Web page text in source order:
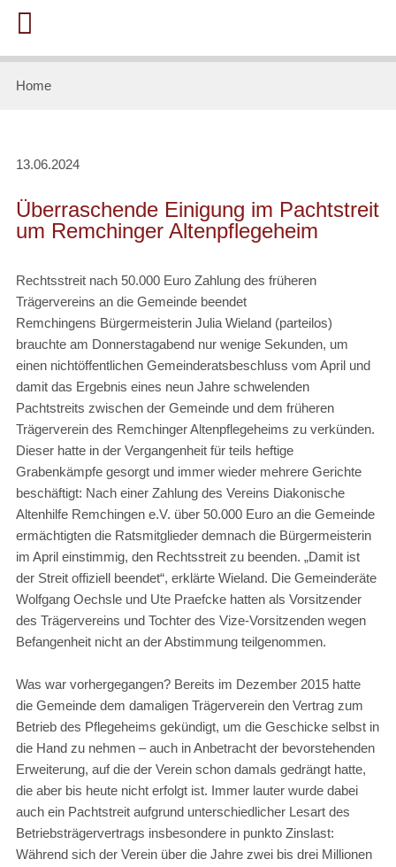
Home
13.06.2024
Überraschende Einigung im Pachtstreit
um Remchinger Altenpflegeheim
Rechtsstreit nach 50.000 Euro Zahlung des früheren
Trägervereins an die Gemeinde beendet
Remchingens Bürgermeisterin Julia Wieland (parteilos)
brauchte am Donnerstagabend nur wenige Sekunden, um
einen nichtöffentlichen Gemeinderatsbeschluss vom April und
damit das Ergebnis eines neun Jahre schwelenden
Pachtstreits zwischen der Gemeinde und dem früheren
Trägerverein des Remchinger Altenpflegeheims zu verkünden.
Dieser hatte in der Vergangenheit für teils heftige
Grabenkämpfe gesorgt und immer wieder mehrere Gerichte
beschäftigt: Nach einer Zahlung des Vereins Diakonische
Altenhilfe Remchingen e.V. über 50.000 Euro an die Gemeinde
ermächtigten die Ratsmitglieder demnach die Bürgermeisterin
im April einstimmig, den Rechtsstreit zu beenden. „Damit ist
der Streit offiziell beendet“, erklärte Wieland. Die Gemeinderäte
Wolfgang Oechsle und Ute Praefcke hatten als Vorsitzender
des Trägervereins und Tochter des Vize-Vorsitzenden wegen
Befangenheit nicht an der Abstimmung teilgenommen.
Was war vorhergegangen? Bereits im Dezember 2015 hatte
die Gemeinde dem damaligen Trägerverein den Vertrag zum
Betrieb des Pflegeheims gekündigt, um die Geschicke selbst in
die Hand zu nehmen – auch in Anbetracht der bevorstehenden
Erweiterung, auf die der Verein schon damals gedrängt hatte,
die aber bis heute nicht erfolgt ist. Immer lauter wurde dabei
auch ein Pachtstreit aufgrund unterschiedlicher Lesart des
Betriebsträgervertrags insbesondere in punkto Zinslast:
Während sich der Verein über die Jahre zwei bis drei Millionen